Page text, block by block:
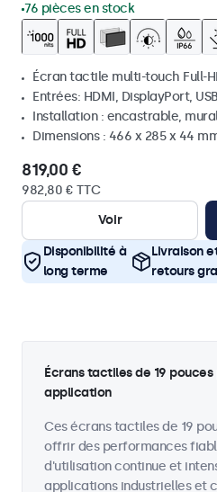
76 pièces en stock
Écran tactile multi-touch Full-
Entrées: HDMI, DisplayPort,
Installation : encastrable,
Dimensions : 466 x 285 x 44
819,00 €
982,80 € TTC
Voir
Disponibilité à
long terme
Livraison
retours
Écrans tactiles de 19
application
Ces écrans tactiles de 19
offrir des performances
d'utilisation continue et
applications industrielles et